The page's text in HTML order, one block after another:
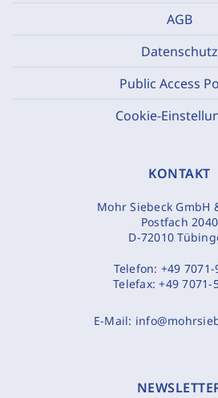
AGB
Datenschutz
Public Access
Cookie-
KONTAKT
Mohr Siebeck GmbH
Postfach 2040
D-72010
Telefon: +49 7071-
Telefax:+49 7071-
E-Mail: